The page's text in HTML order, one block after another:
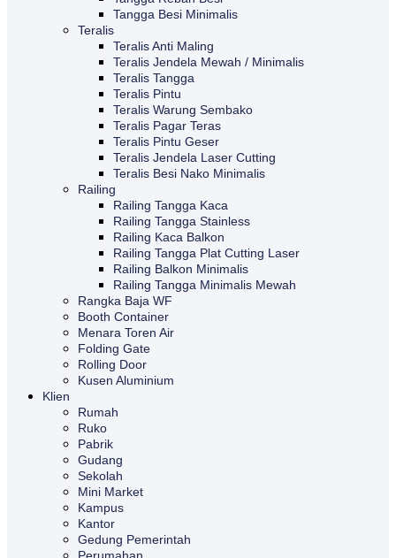
Tangga Besi Minimalis
Teralis
Teralis Anti Maling
Teralis Jendela Mewah / Minimalis
Teralis Tangga
Teralis Pintu
Teralis Warung Sembako
Teralis Pagar Teras
Teralis Pintu Geser
Teralis Jendela Laser Cutting
Teralis Besi Nako Minimalis
Railing
Railing Tangga Kaca
Railing Tangga Stainless
Railing Kaca Balkon
Railing Tangga Plat Cutting Laser
Railing Balkon Minimalis
Railing Tangga Minimalis Mewah
Rangka Baja WF
Booth Container
Menara Toren Air
Folding Gate
Rolling Door
Kusen Aluminium
Klien
Rumah
Ruko
Pabrik
Gudang
Sekolah
Mini Market
Kampus
Kantor
Gedung Pemerintah